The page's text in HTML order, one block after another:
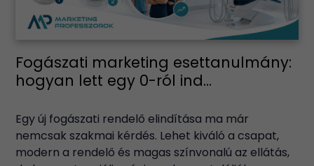
Fogászati marketing esettanulmány:
hogyan lett egy 0-ról ind...
Egy új fogászati rendelő elindítása ma már
nemcsak szakmai kérdés. Lehet kiváló a csapat,
modern a rendelő és magas színvonalú az ellátás,